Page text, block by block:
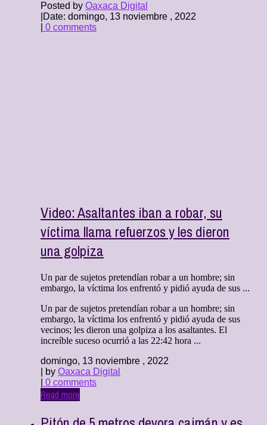
Posted by Oaxaca Digital
Date: domingo, 13 noviembre , 2022
0 comments
Video: Asaltantes iban a robar, su
víctima llama refuerzos y les dieron
una golpiza
Un par de sujetos pretendían robar a un hombre; sin
embargo, la víctima los enfrentó y pidió ayuda de sus ...
Un par de sujetos pretendían robar a un hombre; sin
embargo, la víctima los enfrentó y pidió ayuda de sus
vecinos; les dieron una golpiza a los asaltantes. El
increíble suceso ocurrió a las 22:42 hora ...
domingo, 13 noviembre , 2022
| by Oaxaca Digital
0 comments
Read more